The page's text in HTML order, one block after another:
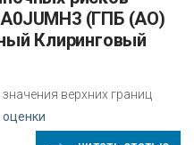
(ГПБ (АО)
Клиринговый
верхних границ